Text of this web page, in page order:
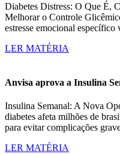
Diabetes Distress: O Que É,
Melhorar o Controle
estresse emocional
LER MATÉRIA
Anvisa aprova a Insulina
Insulina Semanal: A Nova
diabetes afeta milhões de
para evitar complicações
LER MATÉRIA